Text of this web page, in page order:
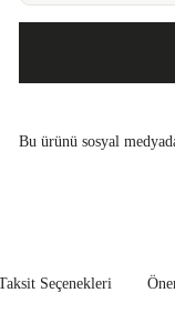
Bu ürünü sosyal
Seçenekleri